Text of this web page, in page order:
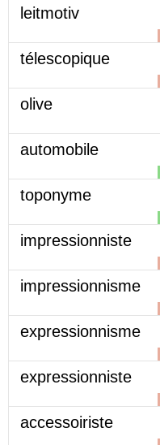
leitmotiv
télescopique
olive
automobile
toponyme
impressionniste
impressionnisme
expressionnisme
expressionniste
accessoiriste